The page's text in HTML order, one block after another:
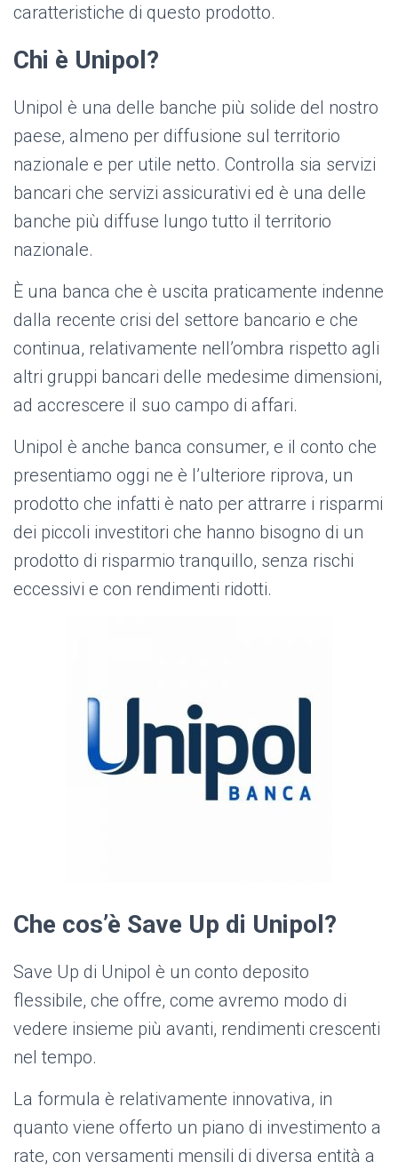
caratteristiche di questo prodotto.
Chi è Unipol?
Unipol è una delle banche più solide del nostro
paese, almeno per diffusione sul territorio
nazionale e per utile netto. Controlla sia servizi
bancari che servizi assicurativi ed è una delle
banche più diffuse lungo tutto il territorio
nazionale.
È una banca che è uscita praticamente indenne
dalla recente crisi del settore bancario e che
continua, relativamente nell’ombra rispetto agli
altri gruppi bancari delle medesime dimensioni,
ad accrescere il suo campo di affari.
Unipol è anche banca consumer, e il conto che
presentiamo oggi ne è l’ulteriore riprova, un
prodotto che infatti è nato per attrarre i risparmi
dei piccoli investitori che hanno bisogno di un
prodotto di risparmio tranquillo, senza rischi
eccessivi e con rendimenti ridotti.
Che cos’è Save Up di Unipol?
Save Up di Unipol è un conto deposito
flessibile, che offre, come avremo modo di
vedere insieme più avanti, rendimenti crescenti
nel tempo.
La formula è relativamente innovativa, in
quanto viene offerto un piano di investimento a
rate, con versamenti mensili di diversa entità a